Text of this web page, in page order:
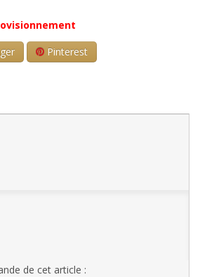
Pinterest
de cet article :